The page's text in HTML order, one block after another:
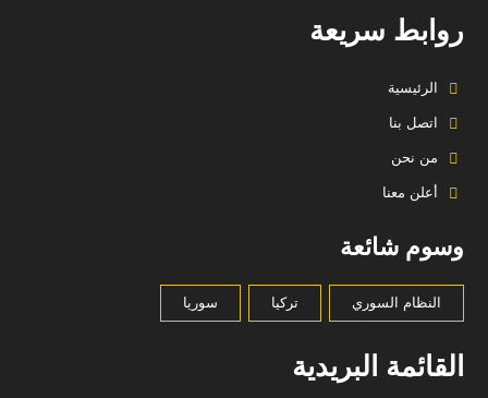
روابط سريعة
الرئيسية
اتصل بنا
من نحن
أعلن معنا
وسوم شائعة
النظام السوري تركيا سوريا
القائمة البريدية